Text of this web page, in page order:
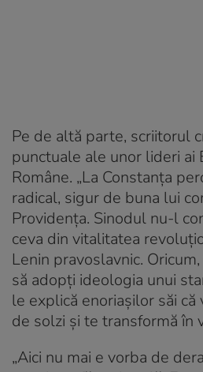
Pe de altă parte, scriitorul
punctuale ale unor lideri ai
Române. „La Constanța
radical, sigur de buna lui
Providența. Sinodul nu-l
ceva din vitalitatea
Lenin pravoslavnic.
să adopți ideologia unui
le explică enoriașilor săi că
de solzi și te transformă în
„Aici nu mai e vorba de